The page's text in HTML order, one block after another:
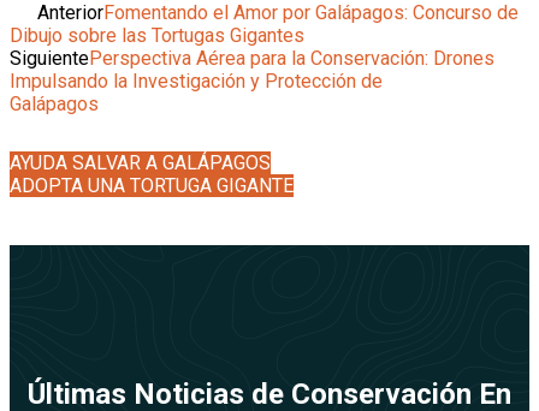
AnteriorFomentando el Amor por Galápagos: Concurso de
Dibujo sobre las Tortugas Gigantes
SiguientePerspectiva Aérea para la Conservación: Drones
Impulsando la Investigación y Protección de
Galápagos
AYUDA SALVAR A GALÁPAGOS
ADOPTA UNA TORTUGA GIGANTE
Últimas Noticias de Conservación En